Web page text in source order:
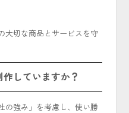
大切な商品とサービスを守
していますか？
の強み」を考慮し、使い勝